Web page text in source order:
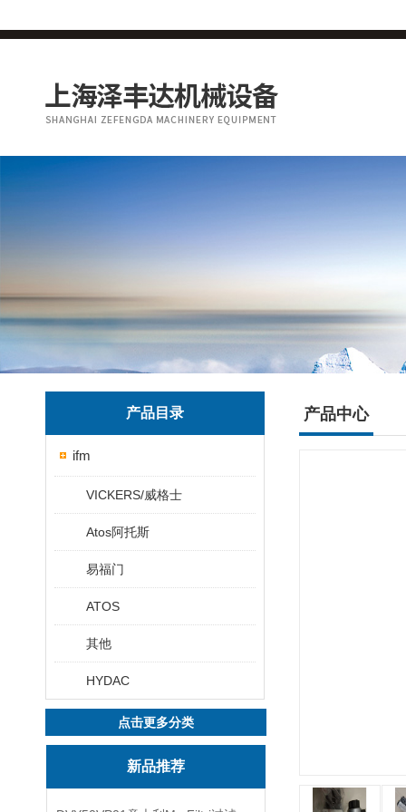
产品目录
ifm
VICKERS/威格士
Atos阿托斯
易福门
ATOS
其他
HYDAC
点击更多分类
新品推荐
产品中心